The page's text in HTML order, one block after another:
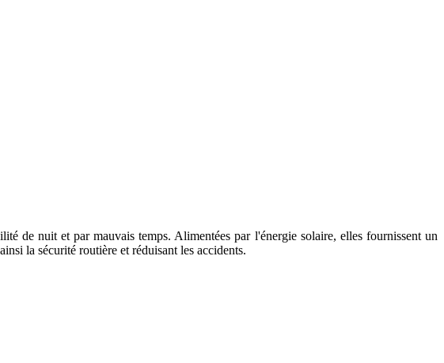
de nuit et par mauvais temps. Alimentées par l'énergie solaire, elles fournissent un
la sécurité routière et réduisant les accidents.